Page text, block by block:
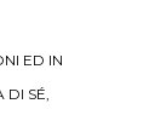
ED IN
SÉ,